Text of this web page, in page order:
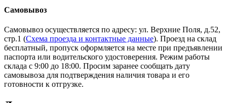
Самовывоз
Самовывоз осуществляется по адресу: ул. Верхние Поля, д.52,
стр.1 (Схема проезда и контактные данные). Проезд на склад
бесплатный, пропуск оформляется на месте при предъявлении
паспорта или водительского удостоверения. Режим работы
склада с 9:00 до 18:00. Просим заранее сообщать дату
самовывоза для подтверждения наличия товара и его
готовности к отгрузке.